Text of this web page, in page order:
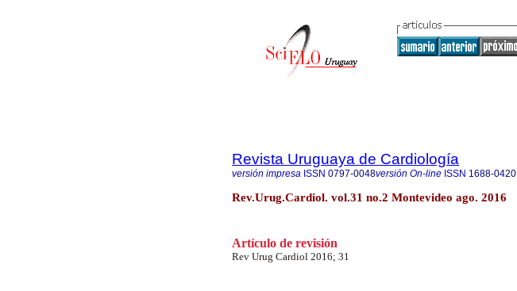
Revista Uruguaya de Cardiología
versión impresa ISSN 0797-0048versión On-line ISSN 1688-0420
Rev.Urug.Cardiol. vol.31 no.2 Montevideo ago. 2016
Artículo de revisión
Rev Urug Cardiol 2016; 31